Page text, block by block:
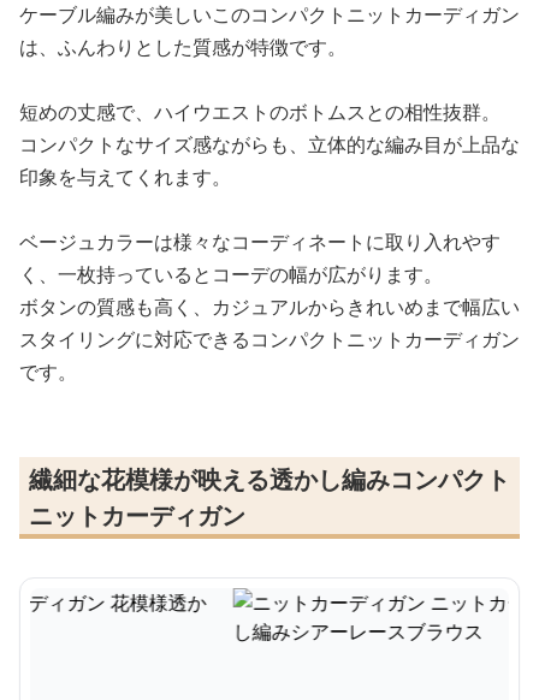
ケーブル編みが美しいこのコンパクトニットカーディガン
は、ふんわりとした質感が特徴です。
短めの丈感で、ハイウエストのボトムスとの相性抜群。
コンパクトなサイズ感ながらも、立体的な編み目が上品な
印象を与えてくれます。
ベージュカラーは様々なコーディネートに取り入れやす
く、一枚持っているとコーデの幅が広がります。
ボタンの質感も高く、カジュアルからきれいめまで幅広い
スタイリングに対応できるコンパクトニットカーディガン
です。
繊細な花模様が映える透かし編みコンパクト
ニットカーディガン